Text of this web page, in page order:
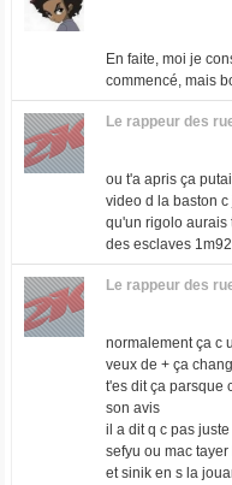
En faite, moi je
commencé, mais
Le rappeur des
ou t'a apris ça
video d la baston
qu'un rigolo aurais
des esclaves
Le rappeur des
normalement ça c
veux de + ça
t'es dit ça parsque
son avis
il a dit q c pas
sefyu ou mac
et sinik en s la